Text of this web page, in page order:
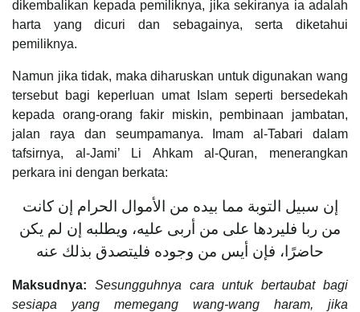
dikembalikan kepada pemiliknya, jika sekiranya ia adalah
harta yang dicuri dan sebagainya, serta diketahui
pemiliknya.
Namun jika tidak, maka diharuskan untuk digunakan wang
tersebut bagi keperluan umat Islam seperti bersedekah
kepada orang-orang fakir miskin, pembinaan jambatan,
jalan raya dan seumpamanya. Imam al-Tabari dalam
tafsirnya, al-Jami’ Li Ahkam al-Quran, menerangkan
perkara ini dengan berkata:
إن سبيل التوبة مما بيده من الأموال الحرام إن كانت
من ربا فليردها على من أربى عليه، ويطلبه إن لم يكن
حاضرًا، فإن أيس من وجوده فليتصدق بذلك عنه
Maksudnya:
Sesungguhnya cara untuk bertaubat bagi
sesiapa yang memegang wang-wang haram, jika